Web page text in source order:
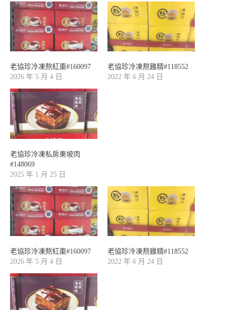
老協珍冷凍熬紅棗#160097
2026 年 5 月 4 日
老協珍冷凍熬雞精#118552
2022 年 6 月 24 日
老協珍冷凍私房東坡肉
#148069
2025 年 1 月 25 日
老協珍冷凍熬紅棗#160097
2026 年 5 月 4 日
老協珍冷凍熬雞精#118552
2022 年 6 月 24 日